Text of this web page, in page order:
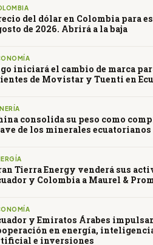
del dólar en Colombia para
de 2026. Abrirá a la baja
iniciará el cambio de marca
de Movistar y Tuenti en
consolida su peso como
de los minerales ecuatorianos
Tierra Energy venderá sus
y Colombia a Maurel &
y Emiratos Árabes
en energía,
e inversiones